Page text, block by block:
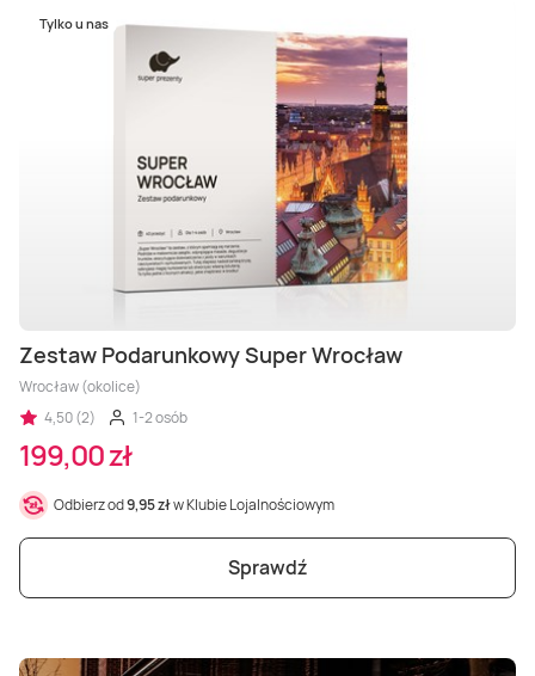
Tylko u nas
Zestaw Podarunkowy Super Wrocław
Wrocław (okolice)
4,50 (2)
1-2 osób
199,00 zł
Odbierz od9,95 złw Klubie Lojalnościowym
Sprawdź